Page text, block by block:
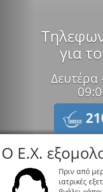
για
Ο E.X.
Πριν από
ιατρικές